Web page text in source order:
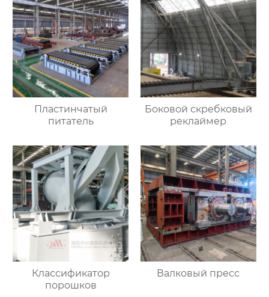
Пластинчатый
питатель
Боковой скребковый
реклаймер
Классификатор
порошков
Валковый пресс